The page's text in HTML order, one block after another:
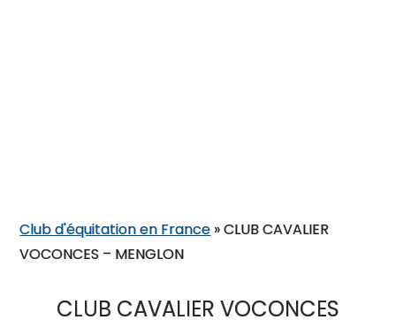
Club d'équitation en France »CLUB CAVALIER
VOCONCES – MENGLON
CLUB CAVALIER VOCONCES